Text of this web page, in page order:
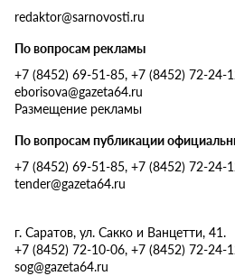
redaktor@sarnovosti.ru
По вопросам рекламы
+7 (8452) 69-51-85, +7 (8452) 72-24-
eborisova@gazeta64.ru
Размещение рекламы
По вопросам публикации
+7 (8452) 69-51-85, +7 (8452) 72-24-
tender@gazeta64.ru
г. Саратов, ул. Сакко и Ванцетти, 41.
+7 (8452) 72-10-06, +7 (8452) 72-24-
sog@gazeta64.ru